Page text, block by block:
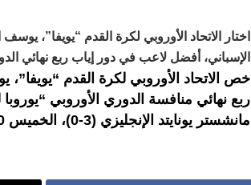
اختار الاتحاد الأوروبي لكرة القدم “يويفا”،
الإسباني، أفضل لاعب في دور إياب ربع نهائي
خص الاتحاد الأوروبي لكرة القدم
ربع نهائي منافسة الدوري الأوروبي
مانشستر يونايتد الإنجليزي (3-0)، الخميس 20 أبريل 2023.